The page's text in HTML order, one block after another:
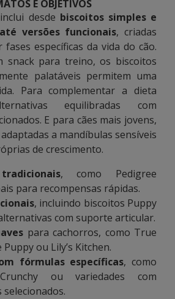
E OBJETIVOS
desde biscoitos simples e
versões funcionais, criadas
específicas da vida do cão.
snack para treino, os biscoitos
palatáveis permitem uma
Para complementar a dieta
equilibradas com
E para cães mais jovens,
a mandíbulas sensíveis
de crescimento.
, como Pedigree
para recompensas rápidas.
, incluindo biscoitos Puppy
com suporte articular.
para cachorros, como True
ou Lily’s Kitchen.
fórmulas específicas, como
ou variedades com